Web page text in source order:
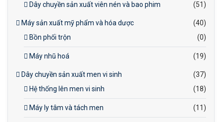
Dây chuyền sản xuất viên nén và bao phim (51)
Máy sản xuất mỹ phẩm và hóa dược
(40)
Bồn phối trộn
(0)
Máy nhũ hoá (19)
Dây chuyền sản xuất men vi sinh
(37)
Hệ thống lên men vi sinh
(18)
Máy ly tâm và tách men (11)